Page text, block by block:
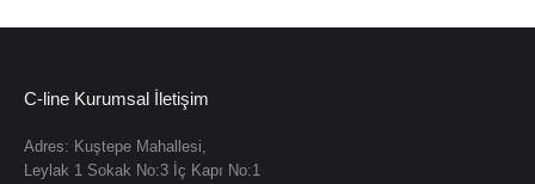
C-line Kurumsal İletişim
Adres: Kuştepe Mahallesi,
Leylak 1 Sokak No:3 İç Kapı No:1